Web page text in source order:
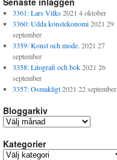
3361: Lars Vilks 2021 4 oktober
3360: Udda konstekonomi 2021 29
september
3359: Konst och mode. 2021 27
september
3358: Litografi och bok 2021 26
september
3357: Osmakligt 2021 22 september
Bloggarkiv
B
o
g
Kategorier
K